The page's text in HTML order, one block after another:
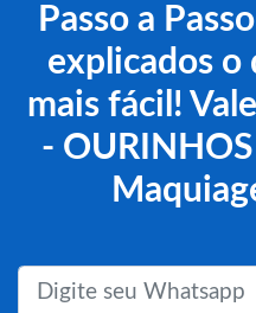
Passo a
explicados
mais fácil!
-